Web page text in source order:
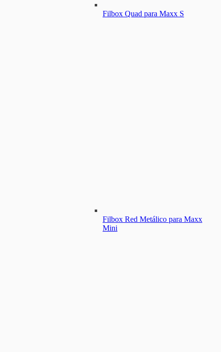
Filbox Quad para Maxx S
Filbox Red Metálico para Maxx
Mini